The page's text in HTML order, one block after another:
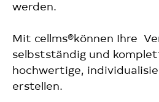
werden.
Mit cellms®können Ihre
selbstständig und
hochwertige,
erstellen.